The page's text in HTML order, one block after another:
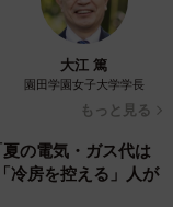
大江 篤
園田学園女子大学学長
もっと見る
の電気・ガス代は
冷房を控える」人が